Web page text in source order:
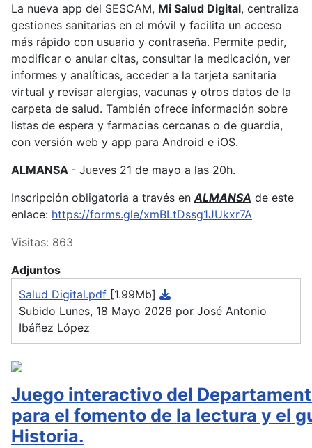
La nueva app del SESCAM, Mi Salud Digital, centraliza
gestiones sanitarias en el móvil y facilita un acceso
más rápido con usuario y contraseña. Permite pedir,
modificar o anular citas, consultar la medicación, ver
informes y analíticas, acceder a la tarjeta sanitaria
virtual y revisar alergias, vacunas y otros datos de la
carpeta de salud. También ofrece información sobre
listas de espera y farmacias cercanas o de guardia,
con versión web y app para Android e iOS.
ALMANSA - Jueves 21 de mayo a las 20h.
Inscripción obligatoria a través en ALMANSA de este
enlace: https://forms.gle/xmBLtDssg1JUkxr7A
Visitas: 863
Adjuntos
Salud Digital.pdf [1.99Mb]
Subido Lunes, 18 Mayo 2026 por José Antonio
Ibáñez López
Juego interactivo del
para el fomento de la lectura y el
Historia.